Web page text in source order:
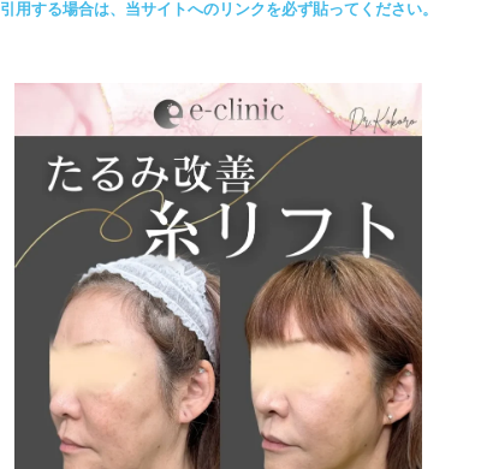
引用する場合は、当サイトへのリンクを必ず貼ってください。